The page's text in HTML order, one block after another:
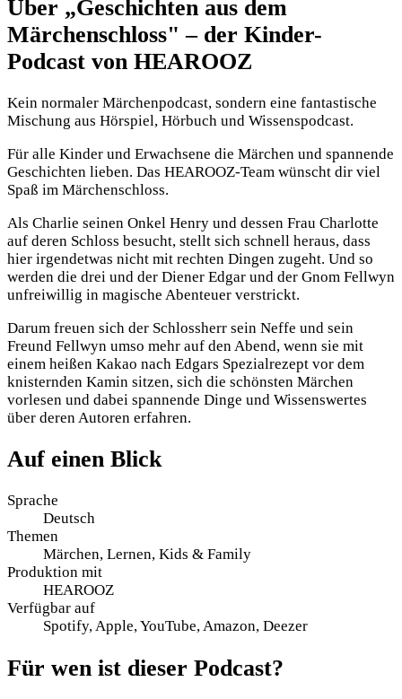
Über „Geschichten aus dem
Märchenschloss" – der Kinder-
Podcast von HEAROOZ
Kein normaler Märchenpodcast, sondern eine fantastische
Mischung aus Hörspiel, Hörbuch und Wissenspodcast.
Für alle Kinder und Erwachsene die Märchen und spannende
Geschichten lieben. Das HEAROOZ-Team wünscht dir viel
Spaß im Märchenschloss.
Als Charlie seinen Onkel Henry und dessen Frau Charlotte
auf deren Schloss besucht, stellt sich schnell heraus, dass
hier irgendetwas nicht mit rechten Dingen zugeht. Und so
werden die drei und der Diener Edgar und der Gnom Fellwyn
unfreiwillig in magische Abenteuer verstrickt.
Darum freuen sich der Schlossherr sein Neffe und sein
Freund Fellwyn umso mehr auf den Abend, wenn sie mit
einem heißen Kakao nach Edgars Spezialrezept vor dem
knisternden Kamin sitzen, sich die schönsten Märchen
vorlesen und dabei spannende Dinge und Wissenswertes
über deren Autoren erfahren.
Auf einen Blick
Sprache
Deutsch
Themen
Märchen, Lernen, Kids & Family
Produktion mit
HEAROOZ
Verfügbar auf
Spotify, Apple, YouTube, Amazon, Deezer
Für wen ist dieser Podcast?